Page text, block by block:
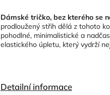
Dámské tričko, bez kterého se
prodloužený střih dělá z tohoto
pohodlné, minimalistické a
elastického úpletu, který vydrží
Detailní informace